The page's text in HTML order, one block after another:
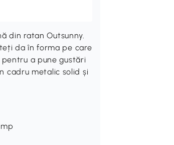
din ratan Outsunny.
da în forma pe care
a pune gustări
cadru metalic solid și